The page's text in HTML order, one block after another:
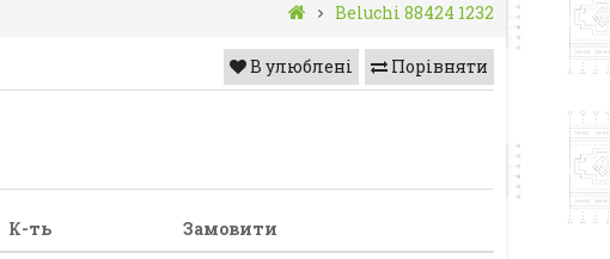
Beluchi 88424 1232
Порівняти
В улюблені
К-ть Замовити